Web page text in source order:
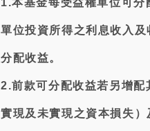
1.本基金每受益權單位可
單位投資所得之利息收入
分配收益。
2.前款可分配收益若另增配
實現及未實現之資本損失